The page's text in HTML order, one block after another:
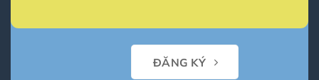
ĐĂNG KÝ